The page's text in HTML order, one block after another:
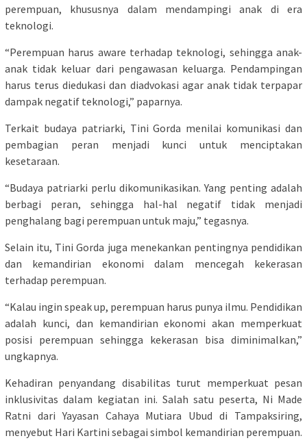
perempuan, khususnya dalam mendampingi anak di era
teknologi.
“Perempuan harus aware terhadap teknologi, sehingga anak-
anak tidak keluar dari pengawasan keluarga. Pendampingan
harus terus diedukasi dan diadvokasi agar anak tidak terpapar
dampak negatif teknologi,” paparnya.
Terkait budaya patriarki, Tini Gorda menilai komunikasi dan
pembagian peran menjadi kunci untuk menciptakan
kesetaraan.
“Budaya patriarki perlu dikomunikasikan. Yang penting adalah
berbagi peran, sehingga hal-hal negatif tidak menjadi
penghalang bagi perempuan untuk maju,” tegasnya.
Selain itu, Tini Gorda juga menekankan pentingnya pendidikan
dan kemandirian ekonomi dalam mencegah kekerasan
terhadap perempuan.
“Kalau ingin speak up, perempuan harus punya ilmu. Pendidikan
adalah kunci, dan kemandirian ekonomi akan memperkuat
posisi perempuan sehingga kekerasan bisa diminimalkan,”
ungkapnya.
Kehadiran penyandang disabilitas turut memperkuat pesan
inklusivitas dalam kegiatan ini. Salah satu peserta, Ni Made
Ratni dari Yayasan Cahaya Mutiara Ubud di Tampaksiring,
menyebut Hari Kartini sebagai simbol kemandirian perempuan.